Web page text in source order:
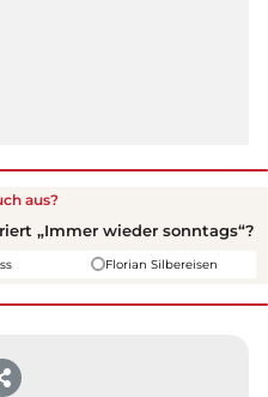
aus?
„Immer wieder sonntags“?
Florian Silbereisen